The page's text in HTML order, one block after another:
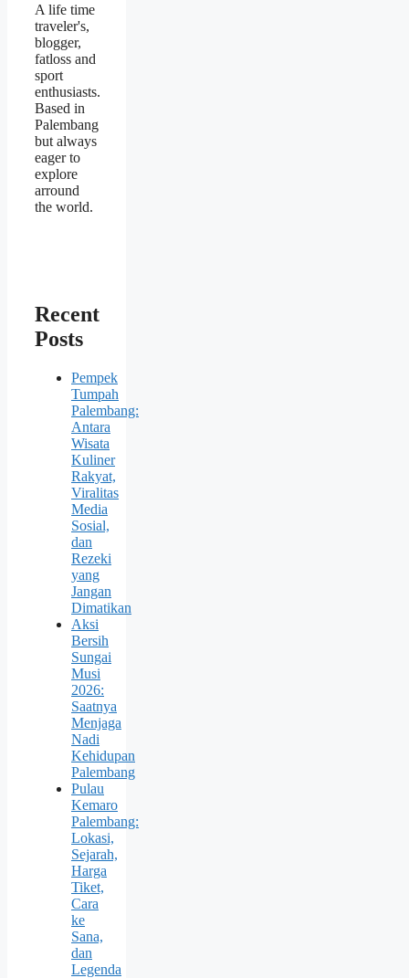
A life time
traveler's,
blogger,
fatloss and
sport
enthusiasts.
Based in
Palembang
but always
eager to
explore
arround
the world.
Recent
Posts
Pempek
Tumpah
Palembang:
Antara
Wisata
Kuliner
Rakyat,
Viralitas
Media
Sosial,
dan
Rezeki
yang
Jangan
Dimatikan
Aksi
Bersih
Sungai
Musi
2026:
Saatnya
Menjaga
Nadi
Kehidupan
Palembang
Pulau
Kemaro
Palembang:
Lokasi,
Sejarah,
Harga
Tiket,
Cara
ke
Sana,
dan
Legenda